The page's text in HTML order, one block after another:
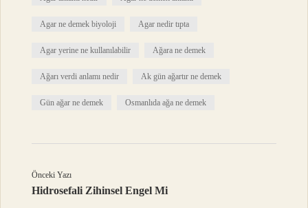
Agar ne demek biyoloji Agar nedir tıpta
Agar yerine ne kullanılabilir Ağara ne demek
Ağarı verdi anlamı nedir Ak gün ağartır ne demek
Gün ağar ne demek Osmanlıda ağa ne demek
Önceki Yazı
Hidrosefali Zihinsel Engel Mi